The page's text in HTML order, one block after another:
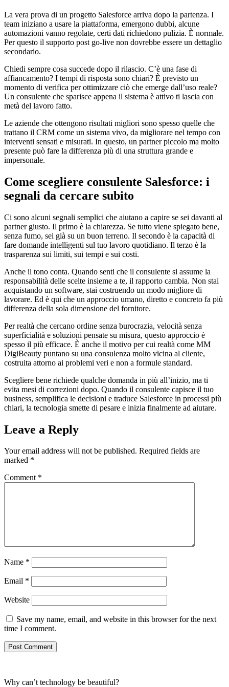
La vera prova di un progetto Salesforce arriva dopo la partenza. I
team iniziano a usare la piattaforma, emergono dubbi, alcune
automazioni vanno regolate, certi dati richiedono pulizia. È normale.
Per questo il supporto post go-live non dovrebbe essere un dettaglio
secondario.
Chiedi sempre cosa succede dopo il rilascio. C’è una fase di
affiancamento? I tempi di risposta sono chiari? È previsto un
momento di verifica per ottimizzare ciò che emerge dall’uso reale?
Un consulente che sparisce appena il sistema è attivo ti lascia con
metà del lavoro fatto.
Le aziende che ottengono risultati migliori sono spesso quelle che
trattano il CRM come un sistema vivo, da migliorare nel tempo con
interventi sensati e misurati. In questo, un partner piccolo ma molto
presente può fare la differenza più di una struttura grande e
impersonale.
Come scegliere consulente Salesforce: i
segnali da cercare subito
Ci sono alcuni segnali semplici che aiutano a capire se sei davanti al
partner giusto. Il primo è la chiarezza. Se tutto viene spiegato bene,
senza fumo, sei già su un buon terreno. Il secondo è la capacità di
fare domande intelligenti sul tuo lavoro quotidiano. Il terzo è la
trasparenza sui limiti, sui tempi e sui costi.
Anche il tono conta. Quando senti che il consulente si assume la
responsabilità delle scelte insieme a te, il rapporto cambia. Non stai
acquistando un software, stai costruendo un modo migliore di
lavorare. Ed è qui che un approccio umano, diretto e concreto fa più
differenza della sola dimensione del fornitore.
Per realtà che cercano ordine senza burocrazia, velocità senza
superficialità e soluzioni pensate su misura, questo approccio è
spesso il più efficace. È anche il motivo per cui realtà come MM
DigiBeauty puntano su una consulenza molto vicina al cliente,
costruita attorno ai problemi veri e non a formule standard.
Scegliere bene richiede qualche domanda in più all’inizio, ma ti
evita mesi di correzioni dopo. Quando il consulente capisce il tuo
business, semplifica le decisioni e traduce Salesforce in processi più
chiari, la tecnologia smette di pesare e inizia finalmente ad aiutare.
Leave a Reply
Your email address will not be published. Required fields are
marked *
Comment *
Name *
Email *
Website
Save my name, email, and website in this browser for the next
time I comment.
Why can’t technology be beautiful?